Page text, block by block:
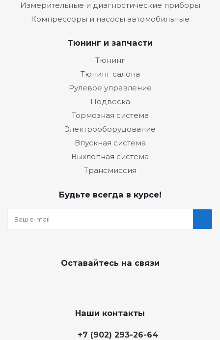
Измерительные и диагностические приборы
Компрессоры и насосы автомобильные
Тюнинг и запчасти
Тюнинг
Тюнинг салона
Рулевое управление
Подвеска
Тормозная система
Электрооборудование
Впускная система
Выхлопная система
Трансмиссия
Будьте всегда в курсе!
Оставайтесь на связи
Наши контакты
+7 (902) 293-26-64